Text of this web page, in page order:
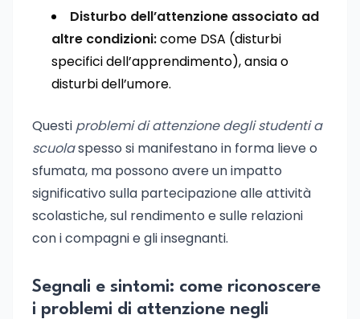
Disturbo dell’attenzione associato ad
altre condizioni:come DSA (disturbi
specifici dell’apprendimento), ansia o
disturbi dell’umore.
Questi problemi di attenzione degli studenti a
scuolaspesso si manifestano in forma lieve o
sfumata, ma possono avere un impatto
significativo sulla partecipazione alle attività
scolastiche, sul rendimento e sulle relazioni
con i compagni e gli insegnanti.
Segnali e sintomi: come riconoscere
i problemi di attenzione negli